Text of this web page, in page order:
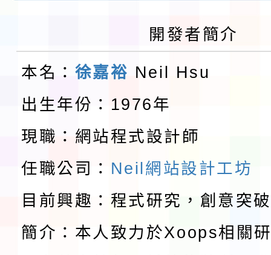
第3次招考代課鐘點教
告(不再辦理後續甄選)
檢送「桃園市115學年
賽實施要點」1份
本市「115學年度學生
程安排一案
「桃園市補助參觀特色
展演活動實施計畫」
請一案
教育部校安中心白海豚
報
淨零綠領人才培育課程
檢送桃園市115學年度
及師生本土語及新住民
115年食農教育專業人
開發者簡介
本名： 徐嘉裕 Neil Hsu
出生年份：1976年
現職：網站程式設計師
任職公司： Neil網站設計工坊
目前興趣：程式研究，創意突
簡介：本人致力於Xoops相關